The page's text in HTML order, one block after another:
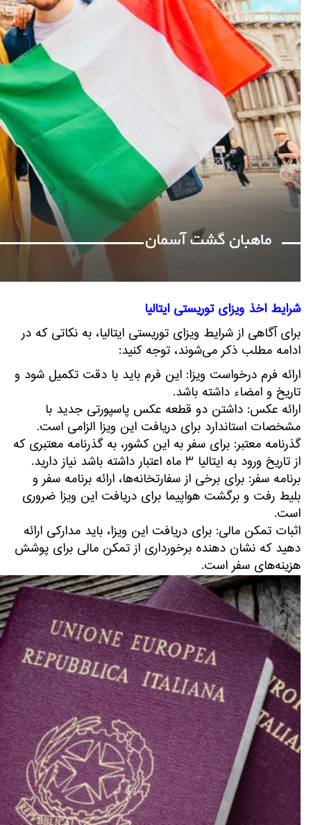
شرایط اخذ ویزای توریستی ایتالیا
برای آگاهی از شرایط ویزای توریستی ایتالیا، به نکاتی که در
ادامه مطلب ذکر می‌شوند، توجه کنید:
ارائه فرم درخواست ویزا: این فرم باید با دقت تکمیل شود و
تاریخ و امضاء داشته باشد.
ارائه عکس: داشتن دو قطعه عکس پاسپورتی جدید با
مشخصات استاندارد برای دریافت این ویزا الزامی است.
گذرنامه معتبر: برای سفر به این کشور، به گذرنامه معتبری که
از تاریخ ورود به ایتالیا 3 ماه اعتبار داشته باشد نیاز دارید.
برنامه سفر: برای برخی از سفارتخانه‌ها، ارائه برنامه سفر و
بلیط رفت و برگشت هواپیما برای دریافت این ویزا ضروری
است.
اثبات تمکن مالی: برای دریافت این ویزا، باید مدارکی ارائه
دهید که نشان دهنده برخورداری از تمکن مالی برای پوشش
هزینه‌های سفر است.